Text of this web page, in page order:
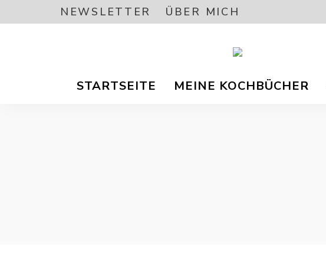
NEWSLETTER ÜBER MICH
Anna
/
Veganer
STARTSEITE MEINE KOCHBÜCHER